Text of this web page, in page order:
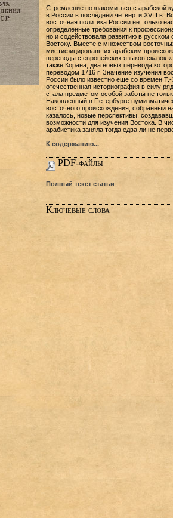
Стремление познакомиться с арабской
в России в последней четверти XVIII в.
восточная политика России не только
определенные требования к
но и содействовала развитию в
Востоку. Вместе с множеством
мистифицировавших арабским
переводы с европейских языков
также Корана, два новых перевода
переводом 1716 г. Значение изучения
России было известно еще со времен Т.-
отечественная историография в силу
стала предметом особой заботы не
Накопленный в Петербурге
восточного происхождения, собранный
казалось, новые перспективы,
возможности для изучения Востока. В
арабистика заняла тогда едва ли не
К содержанию...
PDF-файлы
Полный текст статьи
Ключевые слова